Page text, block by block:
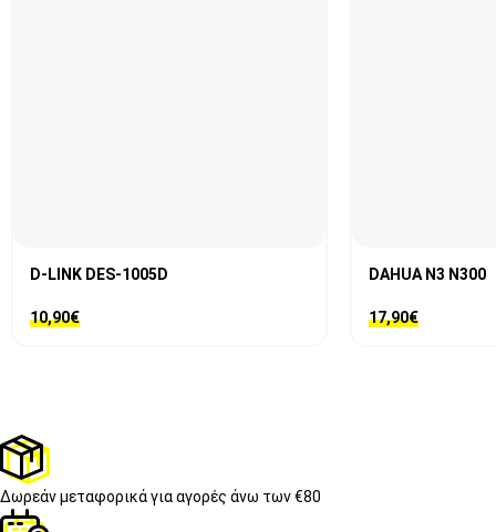
D-LINK DES-1005D
10,90€
DAHUA N3 N300
17,90€
Δωρεάν μεταφορικάγια αγορές άνω των €80